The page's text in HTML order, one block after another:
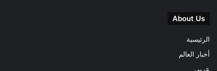
About Us
الرئيسية
أخبار العالم
عربى